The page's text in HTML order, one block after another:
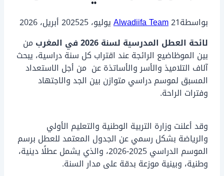
بواسطة Alwadiifa Team21 يوليو، 2025
25 أبريل، 2026
لائحة العطل المدرسية لسنة 2026 في المغرب
من
بين الموظاضيع الرائجة عند اقتراب كل سنة دراسية، يبحث
آلاف التلاميذ والأسر والأساتذة عن من أجل الاستعداد
المسبق لموسم دراسي متوازن بين الجد والاجتهاد
وفترات الراحة.
وقد أعلنت وزارة التربية الوطنية والتعليم الأولي
والرياضة بشكل رسمي عن الجدول المعتمد للعطل برسم
الموسم الدراسي 2025-2026، والذي يشمل عطلًا دينية،
وطنية، وبينية موزعة بدقة على مدار السنة.